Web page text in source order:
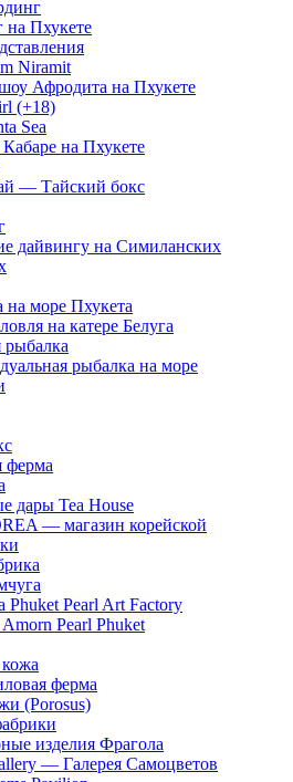
на Пхукете
Niramit
Афродита на Пхукете
(+18)
Sea
на Пхукете
— Тайский бокс
дайвингу на Симиланских
на море Пхукета
на катере Белуга
рыбалка
рыбалка на море
ферма
дары Tea House
— магазин корейской
Phuket Pearl Art Factory
Pearl Phuket
ферма
(Porosus)
изделия Фрагола
— Галерея Самоцветов